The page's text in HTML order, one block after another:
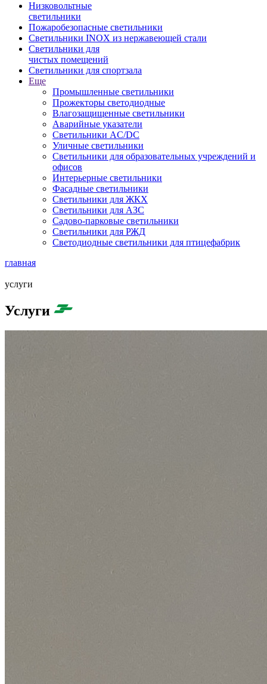
Низковольтные
светильники
Пожаробезопасные светильники
Светильники INOX из нержавеющей стали
Светильники для
чистых помещений
Светильники для спортзала
Еще
Промышленные светильники
Прожекторы светодиодные
Влагозащищенные светильники
Аварийные указатели
Светильники AC/DC
Уличные светильники
Светильники для образовательных учреждений и
офисов
Интерьерные светильники
Фасадные светильники
Светильники для ЖКХ
Светильники для АЗС
Садово-парковые светильники
Светильники для РЖД
Светодиодные светильники для птицефабрик
главная
услуги
Услуги